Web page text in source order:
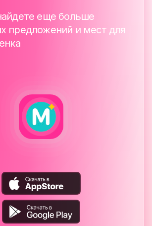
еще больше
предложений и мест для